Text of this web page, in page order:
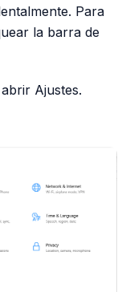
Para
la barra de
Ajustes.